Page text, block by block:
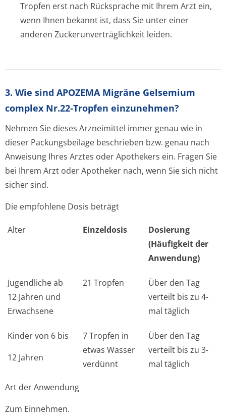
Tropfen erst nach Rücksprache mit Ihrem Arzt ein,
wenn Ihnen bekannt ist, dass Sie unter einer
anderen Zuckerunverträglichke­it leiden.
3. Wie sind APOZEMA Migräne Gelsemium
complex Nr.22-Tropfen einzunehmen?
Nehmen Sie dieses Arzneimittel immer genau wie in
dieser Packungsbeilage beschrieben bzw. genau nach
Anweisung Ihres Arztes oder Apothekers ein. Fragen Sie
bei Ihrem Arzt oder Apotheker nach, wenn Sie sich nicht
sicher sind.
Die empfohlene Dosis beträgt
Alter Einzeldosis
Dosierung
(Häufigkeit der
Anwendung)
Jugendliche ab
12 Jahren und
Erwachsene
21 Tropfen
Über den Tag
verteilt bis zu 4-
mal täglich
Kinder von 6 bis
12 Jahren
7 Tropfen in
etwas Wasser
verdünnt
Über den Tag
verteilt bis zu 3-
mal täglich
Art der Anwendung
Zum Einnehmen.